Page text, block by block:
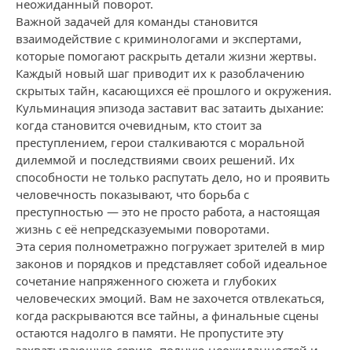
неожиданный поворот.
Важной задачей для команды становится
взаимодействие с криминологами и экспертами,
которые помогают раскрыть детали жизни жертвы.
Каждый новый шаг приводит их к разоблачению
скрытых тайн, касающихся её прошлого и окружения.
Кульминация эпизода заставит вас затаить дыхание:
когда становится очевидным, кто стоит за
преступлением, герои сталкиваются с моральной
дилеммой и последствиями своих решений. Их
способности не только распутать дело, но и проявить
человечность показывают, что борьба с
преступностью — это не просто работа, а настоящая
жизнь с её непредсказуемыми поворотами.
Эта серия полнометражно погружает зрителей в мир
законов и порядков и представляет собой идеальное
сочетание напряженного сюжета и глубоких
человеческих эмоций. Вам не захочется отвлекаться,
когда раскрываются все тайны, а финальные сцены
остаются надолго в памяти. Не пропустите эту